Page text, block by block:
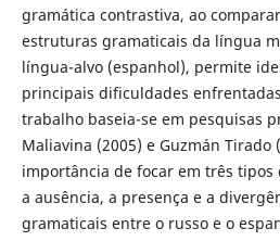
gramática contrastiva, ao
estruturas gramaticais da língua
língua-alvo (espanhol), permite
principais dificuldades
trabalho baseia-se em pesquisas
Maliavina (2005) e Guzmán Tirado
importância de focar em três
a ausência, a presença e a
gramaticais entre o russo e o